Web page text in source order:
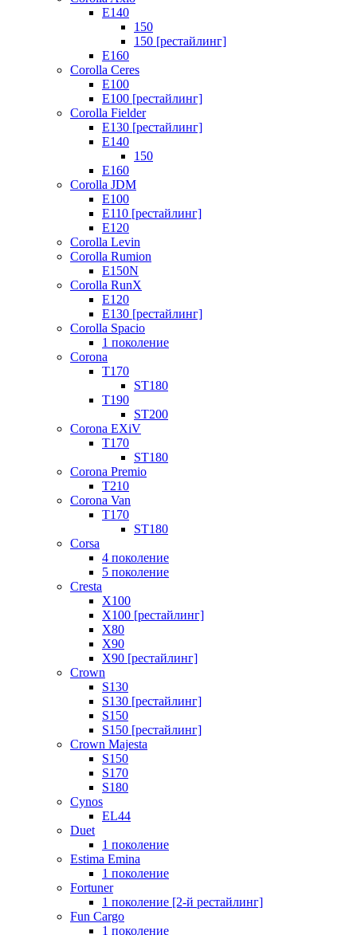
E140
150
150 [рестайлинг]
E160
Corolla Ceres
E100
E100 [рестайлинг]
Corolla Fielder
E130 [рестайлинг]
E140
150
E160
Corolla JDM
E100
E110 [рестайлинг]
E120
Corolla Levin
Corolla Rumion
E150N
Corolla RunX
E120
E130 [рестайлинг]
Corolla Spacio
1 поколение
Corona
T170
ST180
T190
ST200
Corona EXiV
T170
ST180
Corona Premio
T210
Corona Van
T170
ST180
Corsa
4 поколение
5 поколение
Cresta
X100
X100 [рестайлинг]
X80
X90
X90 [рестайлинг]
Crown
S130
S130 [рестайлинг]
S150
S150 [рестайлинг]
Crown Majesta
S150
S170
S180
Cynos
EL44
Duet
1 поколение
Estima Emina
1 поколение
Fortuner
1 поколение [2-й рестайлинг]
Fun Cargo
1 поколение